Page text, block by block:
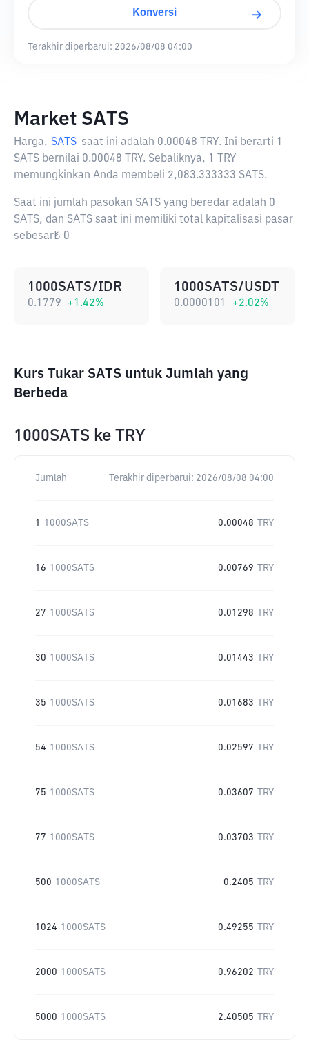
Konversi
Terakhir diperbarui: 2026/08/08 04:00
Market SATS
Harga, SATS saat ini adalah 0.00048 TRY. Ini berarti 1
SATS bernilai 0.00048 TRY. Sebaliknya, 1 TRY
memungkinkan Anda membeli 2,083.333333 SATS.
Saat ini jumlah pasokan SATS yang beredar adalah 0
SATS, dan SATS saat ini memiliki total kapitalisasi pasar
sebesar₺ 0
1000SATS/IDR
0.1779 +1.42%
1000SATS/USDT
0.0000101 +2.02%
Kurs Tukar SATS untuk Jumlah yang
Berbeda
1000SATS ke TRY
Jumlah Terakhir diperbarui: 2026/08/08 04:00
1 1000SATS 0.00048 TRY
16 1000SATS 0.00769 TRY
27 1000SATS 0.01298 TRY
30 1000SATS 0.01443 TRY
35 1000SATS 0.01683 TRY
54 1000SATS 0.02597 TRY
75 1000SATS 0.03607 TRY
77 1000SATS 0.03703 TRY
500 1000SATS 0.2405 TRY
1024 1000SATS 0.49255 TRY
2000 1000SATS 0.96202 TRY
5000 1000SATS 2.40505 TRY